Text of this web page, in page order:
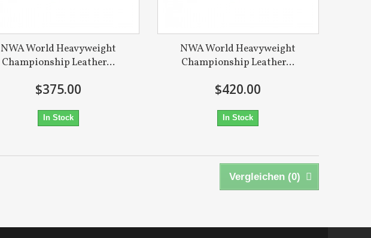
NWA World Heavyweight
Championship Leather...
$375.00
In Stock
NWA World Heavyweight
Championship Leather...
$420.00
In Stock
Vergleichen (0)